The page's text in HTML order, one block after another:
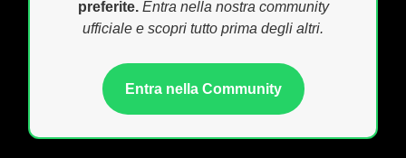
preferite. Entra nella nostra community
ufficiale e scopri tutto prima degli altri.
Entra nella Community